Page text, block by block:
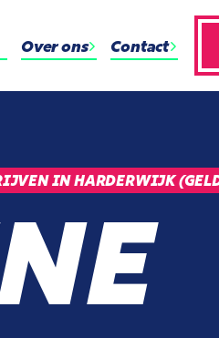
Over ons Contact
IN HARDERWIJK